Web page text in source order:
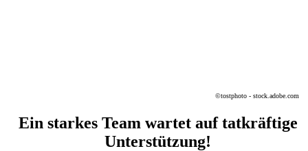
©tostphoto - stock.adobe.com
Ein starkes Team wartet auf tatkräftige
Unterstützung!